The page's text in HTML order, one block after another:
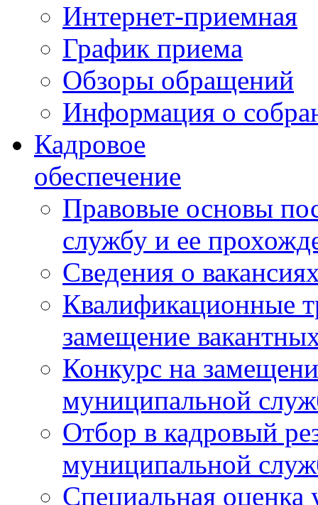
Интернет-приемная
График приема
Обзоры обращений
Информация о
Кадровое
обеспечение
Правовые основы
службу и ее
Сведения о
Квалификационные
замещение
Конкурс на
муниципальной
Отбор в кадровый
муниципальной
Специальная оценка